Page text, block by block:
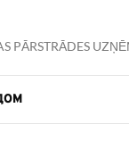
PĀRSTRĀDES
48 часов